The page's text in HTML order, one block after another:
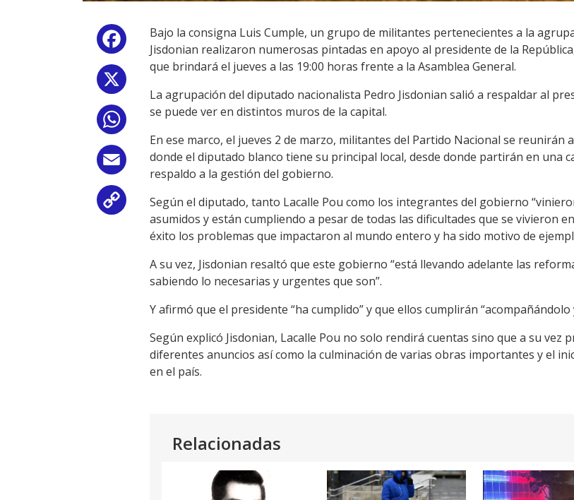
Facebook
WhatsApp
Email
Copy
Link
Bajo la consigna Luis Cumple, un grupo de militantes pertenecientes a la
Jisdonian realizaron numerosas pintadas en apoyo al presidente de la
que brindará el jueves a las 19:00 horas frente a la Asamblea General.
La agrupación del diputado nacionalista Pedro Jisdonian salió a respaldar al
se puede ver en distintos muros de la capital.
En ese marco, el jueves 2 de marzo, militantes del Partido Nacional se reunirán
donde el diputado blanco tiene su principal local, desde donde partirán en una
respaldo a la gestión del gobierno.
Según el diputado, tanto Lacalle Pou como los integrantes del gobierno
asumidos y están cumpliendo a pesar de todas las dificultades que se vivieron
éxito los problemas que impactaron al mundo entero y ha sido motivo de
A su vez, Jisdonian resaltó que este gobierno “está llevando adelante las
sabiendo lo necesarias y urgentes que son”.
Y afirmó que el presidente “ha cumplido” y que ellos cumplirán
Según explicó Jisdonian, Lacalle Pou no solo rendirá cuentas sino que a su vez
diferentes anuncios así como la culminación de varias obras importantes y el
en el país.
Relacionadas